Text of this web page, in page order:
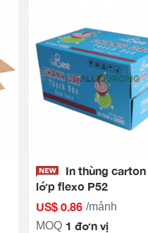
In thùng
lớp flexo P52
US$ 0.86 /mảnh
MOQ 1 đơn vị